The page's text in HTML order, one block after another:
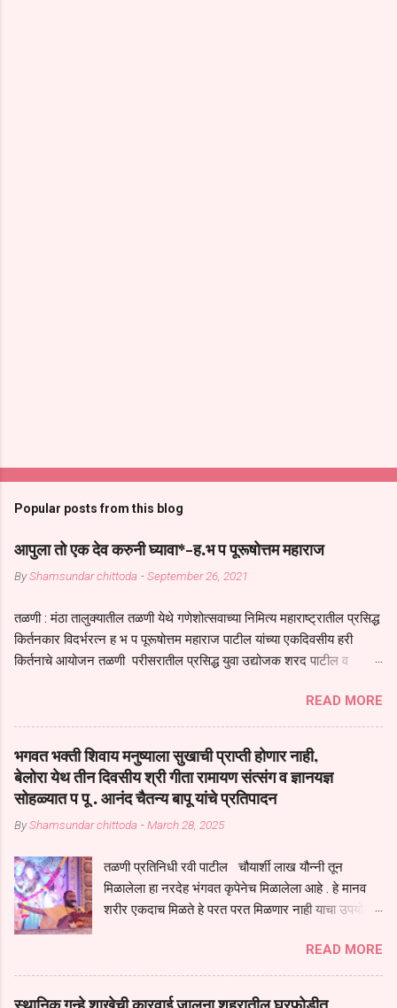
Popular posts from this blog
आपुला तो एक देव करुनी घ्यावा*-ह.भ प पूरूषोत्तम महाराज
ByShamsundar chittoda -September 26, 2021
तळणी : मंठा तालुक्यातील तळणी येथे गणेशोत्सवाच्या निमित्य महाराष्ट्रातील प्रसिद्ध
किर्तनकार विदर्भरत्न ह भ प पूरूषोत्तम महाराज पाटील यांच्या एकदिवसीय हरी
किर्तनाचे आयोजन तळणी परीसरातील प्रसिद्ध युवा उद्योजक शरद पाटील व
तुकाराम महाराज यांच्या *आपुला तो एक देव करुनी घ्यावा* *तेणे विन जिवा सुख
नोहे* *येरती माईक दुःखाची जनीती* *नाही आदी अंती अवसान* या अभंगावर
सुंदर निरूपण केले सध्य स्थितीचा काळ हा मानव जातीच्या परीक्षेचा काळ आहे
धर्ममंडपात बसलेली लोक ही खरच भाग्यवान आहेत कोरोना सारख्या महामारीत आपंण
जिवंत आहोत या महामारीतून जर आपल्याला वाचायचे असेल तर धार्मीक विचाराचा
आधार आपल्याला घ्यावाच लागेल महामारीच्या काळात वारकरी सप्रदायच खूप मोठा
आधार आहे सध्य स्थितीत मानव जातीची मानसीक अवस्था सक्षम असणे गरजेचे आहे
सगळ्याना करून दीली आहे मनुष्याच्या आयुष्यातील नामसाधना ही त्याच्यासाठी खूप
मोठा आधार असते परतू आज काल तीच साधना करण्याचा आळस आ...
READ MORE
भगवत भक्ती शिवाय मनुष्याला सुखाची प्राप्ती होणार नाही,
बेलोरा येथ तीन दिवसीय श्री गीता रामायण संत्संग व ज्ञानयज्ञ
सोहळ्यात प पू . आनंद चैतन्य बापू यांचे प्रतिपादन
ByShamsundar chittoda -March 28, 2025
तळणी प्रतिनिधी रवी पाटील चौयार्शी लाख यौन्नी तून
मिळालेला हा नरदेह भंगवत कृपेनेच मिळालेला आहे . हे मानव
शरीर एकदाच मिळते हे परत परत मिळणार नाही याचा उपयोग
संचय सारखे असतील तेव्हाच मनुष्य जन्म मिळतो . . परतू
पुण्याचा संचय जर जास्त असेल तर तुम्हाला स्वर्गातील देवत्व
प्राप्त झाल्याशिवाय राहणार नाही . मानव शरीर हे हिर्यापेक्षा
READ MORE